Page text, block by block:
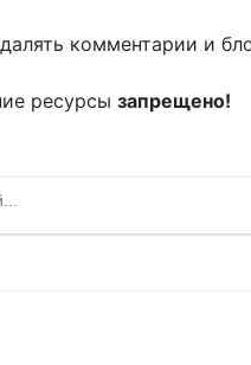
комментарии и
ресурсы запрещено!